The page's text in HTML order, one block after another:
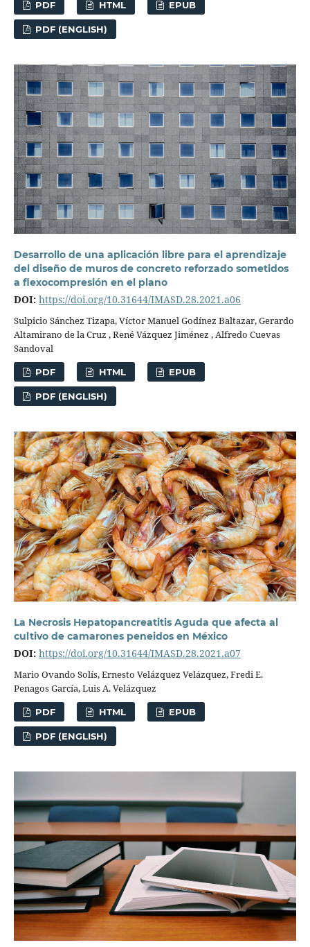
PDF HTML EPUB
PDF (ENGLISH)
Desarrollo de una aplicación libre para el aprendizaje
del diseño de muros de concreto reforzado sometidos
a flexocompresión en el plano
DOI: https://doi.org/10.31644/IMASD.28.2021.a06
Sulpicio Sánchez Tizapa, Víctor Manuel Godínez Baltazar, Gerardo
Altamirano de la Cruz , René Vázquez Jiménez , Alfredo Cuevas
Sandoval
PDF HTML EPUB
PDF (ENGLISH)
La Necrosis Hepatopancreatitis Aguda que afecta al
cultivo de camarones peneidos en México
DOI: https://doi.org/10.31644/IMASD.28.2021.a07
Mario Ovando Solís, Ernesto Velázquez Velázquez, Fredi E.
Penagos García, Luis A. Velázquez
PDF HTML EPUB
PDF (ENGLISH)